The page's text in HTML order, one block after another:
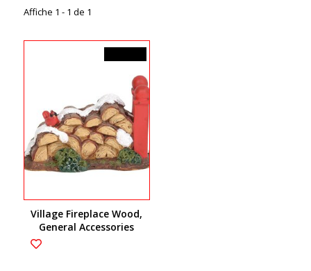
Affiche 1 - 1 de 1
Village Fireplace Wood,
General Accessories